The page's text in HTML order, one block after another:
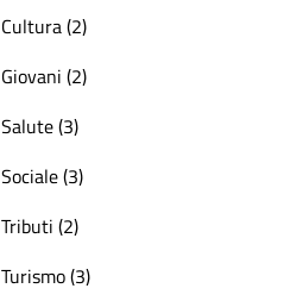
Cultura (2)
Giovani (2)
Salute (3)
Sociale (3)
Tributi (2)
Turismo (3)